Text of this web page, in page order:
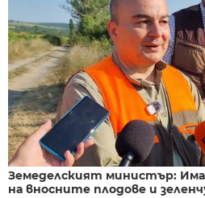
Земеделският министър:
на вносните плодове и